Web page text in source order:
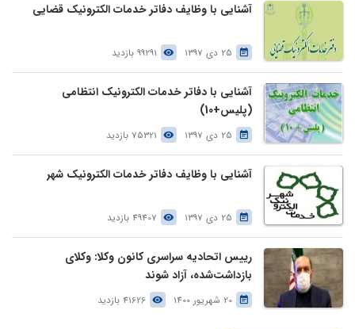
آشنایی با وظایف دفاتر خدمات الکترونیک قضایی
25 دی 1397 99291 بازدید
آشنایی با دفاتر خدمات الکترونیک انتظامی
(پلیس+10)
25 دی 1397 75321 بازدید
آشنایی با وظایف دفاتر خدمات الکترونیک شهر
25 دی 1397 49407 بازدید
رییس اتحادیه سراسری کانون وکلا: وکلای
بازداشت‌شده، آزاد شوند
20 شهریور 1400 41626 بازدید